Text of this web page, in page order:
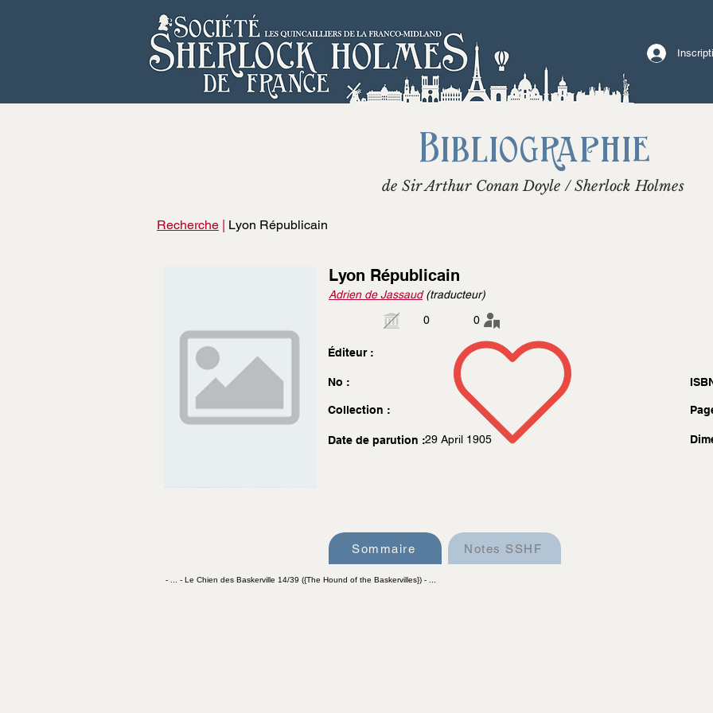
Bibliographie
de Sir Arthur Conan Doyle / Sherlock Holmes
Recherche | Lyon Républicain
Lyon Républicain
Adrien de Jassaud(traducteur)
0
0
Éditeur :
No :
Collection :
Date de parution :29 April 1905
Sommaire Notes SSHF
- ... - Le Chien des Baskerville 14/39 ({The Hound of the Baskervilles}) - ...